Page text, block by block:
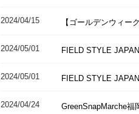
2024/04/15 【ゴールデンウィー
2024/05/01 FIELD STYLE
2024/05/01 FIELD STYLE
2024/04/24 GreenSnapMarche福